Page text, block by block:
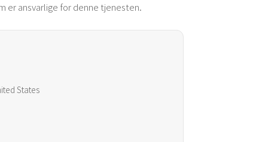
er ansvarlige for denne tjenesten.
States